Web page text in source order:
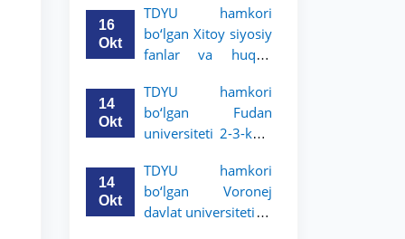
akademik mobillik
dasturini e’lon qildi
16
Okt
TDYU hamkori
bo‘lgan Xitoy siyosiy
fanlar va huquq
talabalari uchun
akademik mobillik
dasturini e’lon qildi
14
Okt
TDYU hamkori
bo‘lgan Fudan
universiteti 2-3-kurs
akademik mobillik
dasturini e’lon qildi
14
Okt
TDYU hamkori
bo‘lgan Voronej
davlat universiteti 2-